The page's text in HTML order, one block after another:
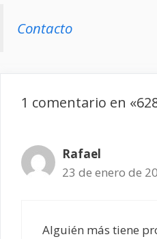
Contacto
1 comentario en
Rafael
23 de enero de
Alguién más tiene